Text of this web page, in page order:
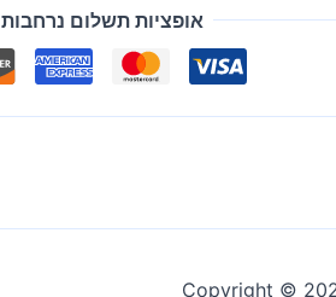
אופציות תשלום נרחבות
Copyright ©